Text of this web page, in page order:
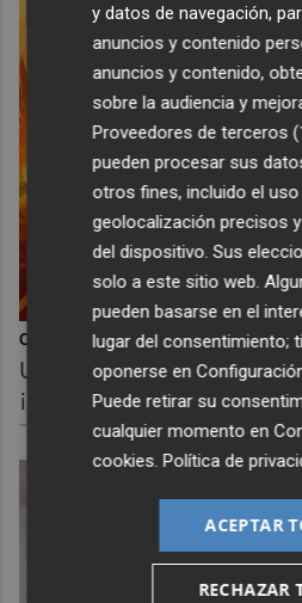
Corepunk MMORPG
Un verdadero MMORPG
¡Cómo los de antes, pero
y datos de navegación,
anuncios y contenido
anuncios y contenido,
sobre la audiencia y
Proveedores de terceros
pueden procesar sus
otros fines, incluido el
geolocalización precisos
del dispositivo. Sus
solo a este sitio web.
pueden basarse en el
lugar del consentimiento;
oponerse en
Puede retirar su
cualquier momento en
cookies .Política de
ACEPTAR
RECHAZAR